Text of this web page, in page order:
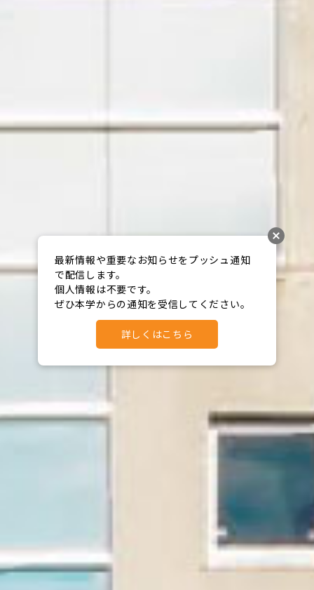
最新情報や重要なお知らせをプッシュ通知
で配信します。
個人情報は不要です。
ぜひ本学からの通知を受信してください。
詳しくはこちら